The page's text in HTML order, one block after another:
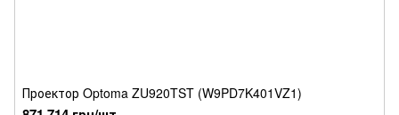
Проектор Optoma ZU920TST (W9PD7K401VZ1)